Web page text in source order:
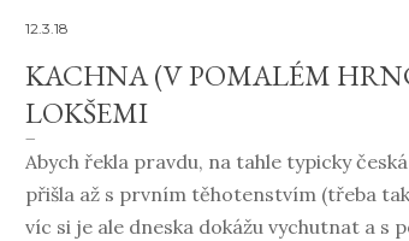
12.3.18
KACHNA (V POMALÉM
LOKŠEMI
Abych řekla pravdu, na tahle typicky
přišla až s prvním těhotenstvím (třeba
víc si je ale dneska dokážu vychutnat a s